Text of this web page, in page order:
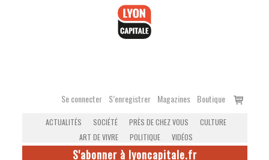
Se connecter S’enregistrer Magazines Boutique
Voir
ACTUALITÉS SOCIÉTÉ PRÈS DE CHEZ VOUS
CULTURE
ART DE VIVRE
POLITIQUE VIDÉOS
S'abonner à lyoncapitale.fr